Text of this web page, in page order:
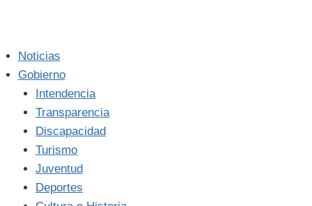
Noticias
Gobierno
Intendencia
Transparencia
Discapacidad
Turismo
Juventud
Deportes